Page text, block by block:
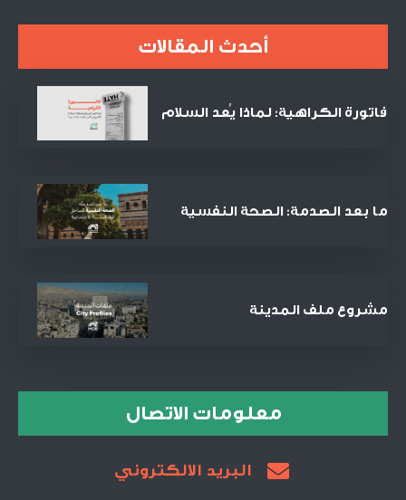
أحدث المقالات
فاتورة الكراهية: لماذا يُعد السلام
ما بعد الصدمة: الصحة النفسية
مشروع ملف المدينة
معلومات الاتصال
البريد الالكتروني